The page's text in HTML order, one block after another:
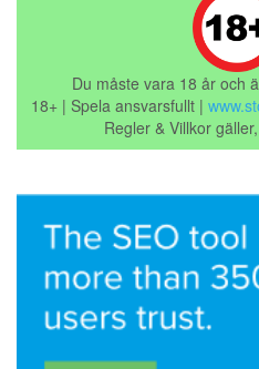
Du måste vara 18 år och
18+ | Spela ansvarsfullt |
Regler & Villkor